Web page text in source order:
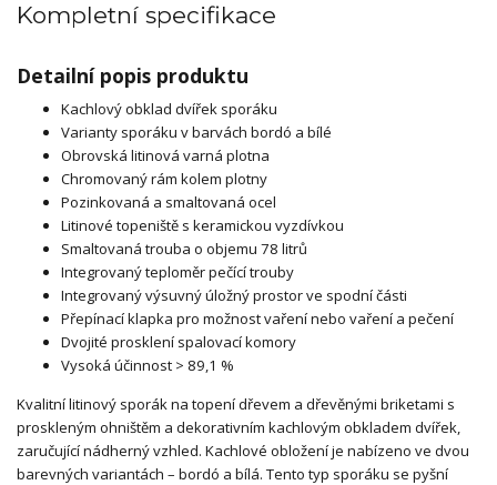
Kompletní specifikace
Detailní popis produktu
Kachlový obklad dvířek sporáku
Varianty sporáku v barvách bordó a bílé
Obrovská litinová varná plotna
Chromovaný rám kolem plotny
Pozinkovaná a smaltovaná ocel
Litinové topeniště s keramickou vyzdívkou
Smaltovaná trouba o objemu 78 litrů
Integrovaný teploměr pečící trouby
Integrovaný výsuvný úložný prostor ve spodní části
Přepínací klapka pro možnost vaření nebo vaření a pečení
Dvojité prosklení spalovací komory
Vysoká účinnost > 89,1 %
Kvalitní litinový sporák na topení dřevem a dřevěnými briketami s
proskleným ohništěm a dekorativním kachlovým obkladem dvířek,
zaručující nádherný vzhled. Kachlové obložení je nabízeno ve dvou
barevných variantách – bordó a bílá. Tento typ sporáku se pyšní